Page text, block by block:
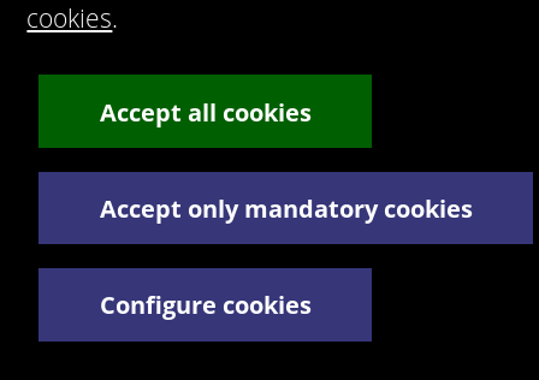
Akzeptieren
Artekasa. Software para inmobiliarias.
C. Doña Micaela Hernández, 1. Oficina 2. - 35500 Arrecife
+34 928 30 38 77/+34 928 30 38 79
Términos y Condiciones legales
Política de privacidad
cookies.
Accept all cookies
Accept only mandatory cookies
Configure cookies